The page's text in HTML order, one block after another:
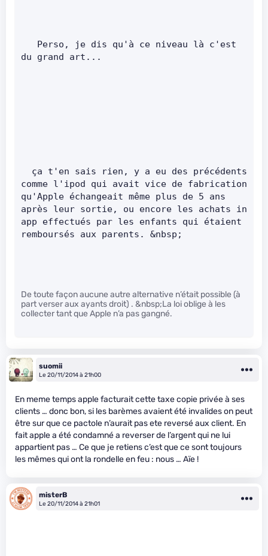
du grand art...
comme l'ipod qui avait vice de fabrication
qu'Apple échangeait même plus de 5 ans
après leur sortie, ou encore les achats in
app effectués par les enfants qui étaient
remboursés aux parents. &nbsp;
De toute façon aucune autre alternative n’était possible (à
part verser aux ayants droit) . &nbsp;La loi oblige à les
collecter tant que Apple n’a pas gangné.
suomii
Le 20/11/2014 à 21h00
En meme temps apple facturait cette taxe copie privée à ses
clients … donc bon, si les barèmes avaient été invalides on peut
être sur que ce pactole n’aurait pas ete reversé aux client. En
fait apple a été condamné a reverser de l’argent qui ne lui
appartient pas … Ce que je retiens c’est que ce sont toujours
les mêmes qui ont la rondelle en feu : nous … Aïe !
misterB
Le 20/11/2014 à 21h01